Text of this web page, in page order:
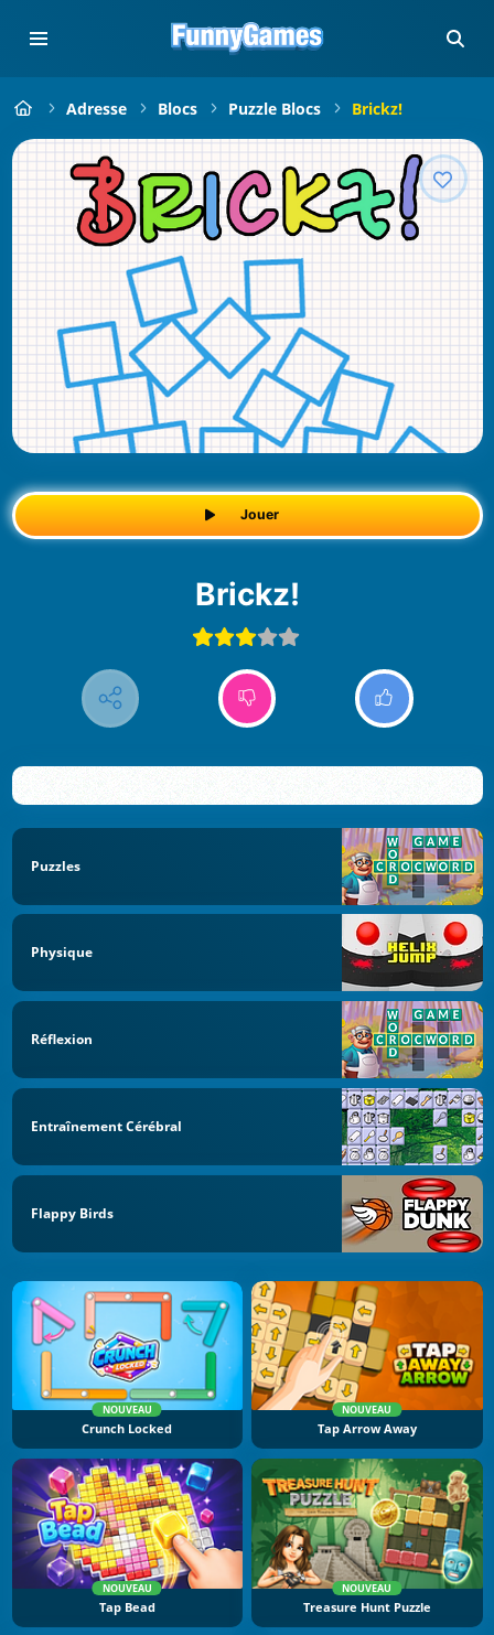
Adresse Blocs Puzzle Blocs Brickz!
Jouer
Brickz!
Puzzles
Physique
Réflexion
Entraînement Cérébral
Flappy Birds
NOUVEAU
Crunch Locked
NOUVEAU
Tap Arrow Away
NOUVEAU
Tap Bead
NOUVEAU
Treasure Hunt Puzzle